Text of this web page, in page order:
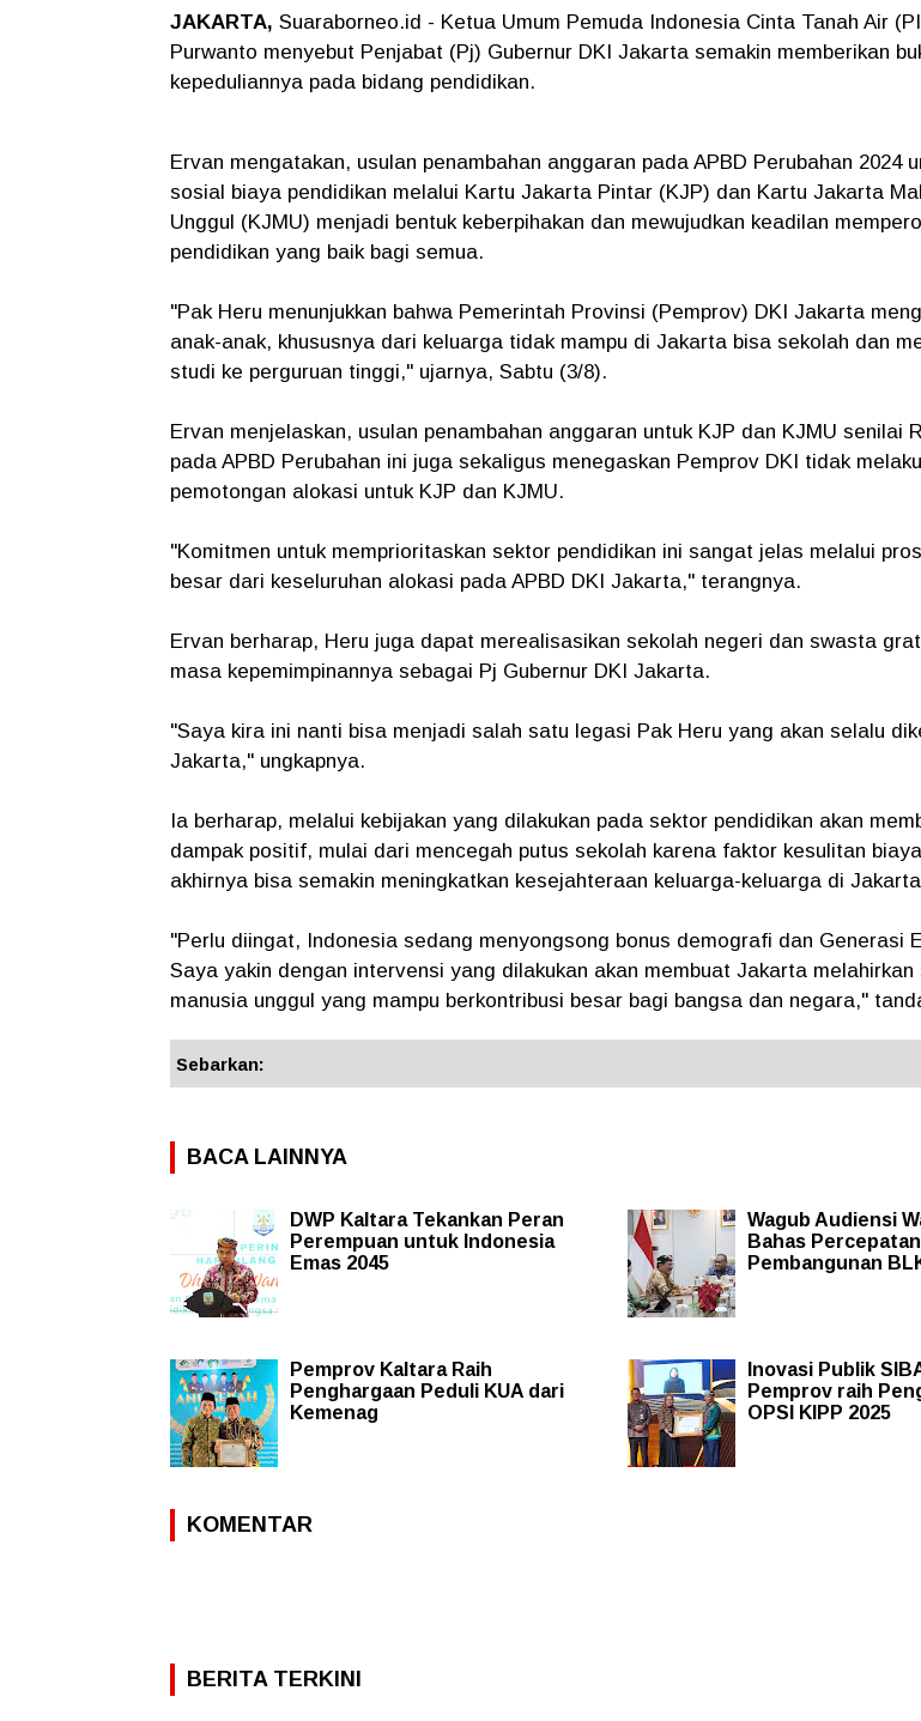
JAKARTA, Suaraborneo.id - Ketua Umum Pemuda Indonesia Cinta Tanah Air
Purwanto menyebut Penjabat (Pj) Gubernur DKI Jakarta semakin memberikan
kepeduliannya pada bidang pendidikan.
Ervan mengatakan, usulan penambahan anggaran pada APBD Perubahan 2024
sosial biaya pendidikan melalui Kartu Jakarta Pintar (KJP) dan Kartu Jakarta
Unggul (KJMU) menjadi bentuk keberpihakan dan mewujudkan keadilan
pendidikan yang baik bagi semua.
"Pak Heru menunjukkan bahwa Pemerintah Provinsi (Pemprov) DKI Jakarta
anak-anak, khususnya dari keluarga tidak mampu di Jakarta bisa sekolah dan
studi ke perguruan tinggi," ujarnya, Sabtu (3/8).
Ervan menjelaskan, usulan penambahan anggaran untuk KJP dan KJMU senilai
pada APBD Perubahan ini juga sekaligus menegaskan Pemprov DKI tidak
pemotongan alokasi untuk KJP dan KJMU.
"Komitmen untuk memprioritaskan sektor pendidikan ini sangat jelas melalui
besar dari keseluruhan alokasi pada APBD DKI Jakarta," terangnya.
Ervan berharap, Heru juga dapat merealisasikan sekolah negeri dan swasta
masa kepemimpinannya sebagai Pj Gubernur DKI Jakarta.
"Saya kira ini nanti bisa menjadi salah satu legasi Pak Heru yang akan selalu
Jakarta," ungkapnya.
Ia berharap, melalui kebijakan yang dilakukan pada sektor pendidikan akan
dampak positif, mulai dari mencegah putus sekolah karena faktor kesulitan
akhirnya bisa semakin meningkatkan kesejahteraan keluarga-keluarga di
"Perlu diingat, Indonesia sedang menyongsong bonus demografi dan Generasi
Saya yakin dengan intervensi yang dilakukan akan membuat Jakarta melahirkan
manusia unggul yang mampu berkontribusi besar bagi bangsa dan negara,"
Sebarkan:
BACA LAINNYA
DWP Kaltara Tekankan Peran
Perempuan untuk Indonesia
Emas 2045
Wagub Audiensi
Bahas Percepatan
Pembangunan
Pemprov Kaltara Raih
Penghargaan Peduli KUA dari
Kemenag
Inovasi Publik
Pemprov raih
OPSI KIPP 2025
KOMENTAR
BERITA TERKINI